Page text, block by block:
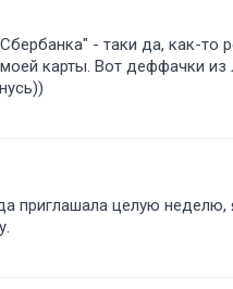
- таки да, как-то
карты. Вот деффачки
приглашала целую